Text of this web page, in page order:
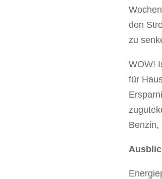
den
zu
WOW!
für
Benzin,